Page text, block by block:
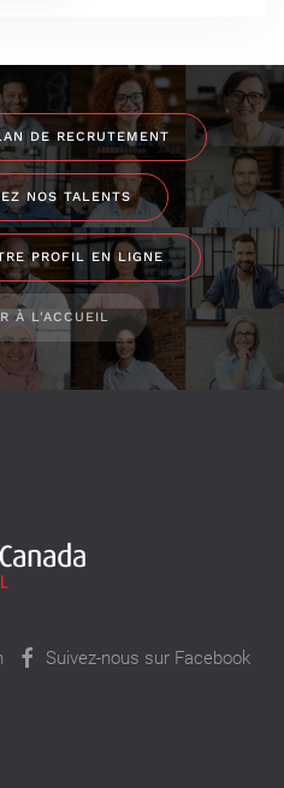
DE RECRUTEMENT
NOS TALENTS
PROFIL EN LIGNE
À L'ACCUEIL
Suivez-nous sur Facebook